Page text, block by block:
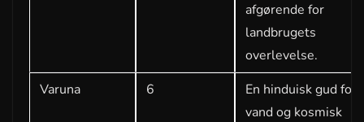
afgørende for
landbrugets
overlevelse.
Varuna
6
En hinduisk gud for
vand og kosmisk